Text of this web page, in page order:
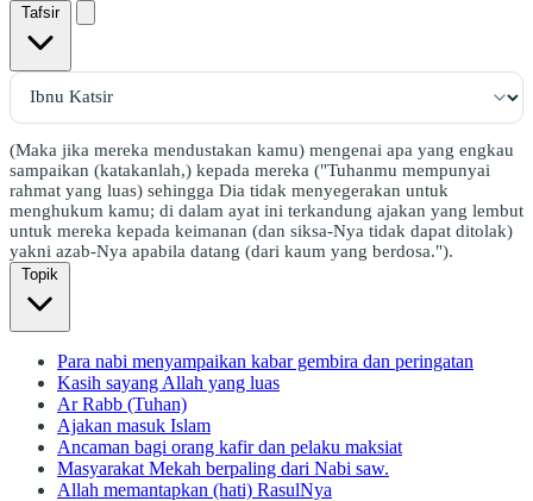
Tafsir
(Maka jika mereka mendustakan kamu) mengenai apa yang engkau
sampaikan (katakanlah,) kepada mereka ("Tuhanmu mempunyai
rahmat yang luas) sehingga Dia tidak menyegerakan untuk
menghukum kamu; di dalam ayat ini terkandung ajakan yang lembut
untuk mereka kepada keimanan (dan siksa-Nya tidak dapat ditolak)
yakni azab-Nya apabila datang (dari kaum yang berdosa.").
Topik
Para nabi menyampaikan kabar gembira dan peringatan
Kasih sayang Allah yang luas
Ar Rabb (Tuhan)
Ajakan masuk Islam
Ancaman bagi orang kafir dan pelaku maksiat
Masyarakat Mekah berpaling dari Nabi saw.
Allah memantapkan (hati) RasulNya